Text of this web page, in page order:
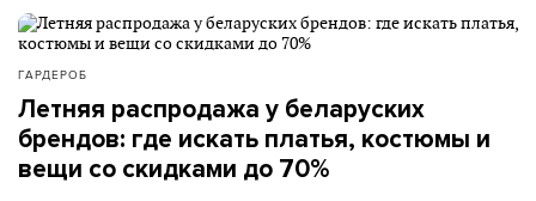
ГАРДЕРОБ
Летняя распродажа у беларуских
брендов: где искать платья, костюмы и
вещи со скидками до 70%